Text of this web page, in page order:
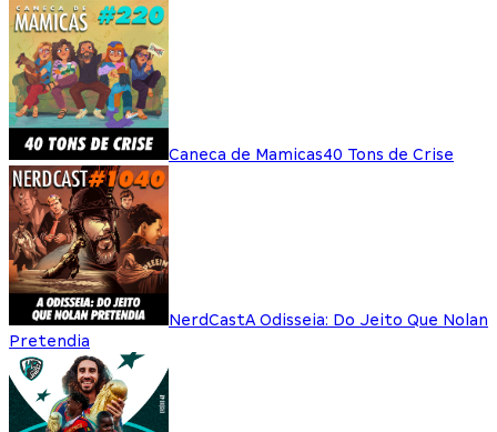
Caneca de Mamicas40 Tons de Crise
NerdCastA Odisseia: Do Jeito Que Nolan
Pretendia